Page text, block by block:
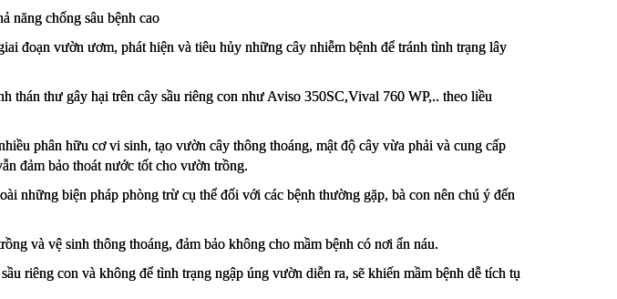
năng chống sâu bệnh cao
đoạn vườn ươm, phát hiện và tiêu hủy những cây nhiễm bệnh để tránh tình trạng lây
thán thư gây hại trên cây sầu riêng con như Aviso 350SC,Vival 760 WP,.. theo liều
phân hữu cơ vi sinh, tạo vườn cây thông thoáng, mật độ cây vừa phải và cung cấp
đảm bảo thoát nước tốt cho vườn trồng.
những biện pháp phòng trừ cụ thể đối với các bệnh thường gặp, bà con nên chú ý đến
và vệ sinh thông thoáng, đảm bảo không cho mầm bệnh có nơi ẩn náu.
riêng con và không để tình trạng ngập úng vườn diễn ra, sẽ khiến mầm bệnh dễ tích tụ